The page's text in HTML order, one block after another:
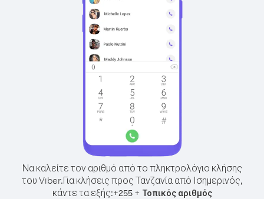
Να καλείτε τον αριθμό από το πληκτρολόγιο κλήσης
του Viber.Για κλήσεις προς Τανζανία από Ισημερινός,
κάντε τα εξής:+255+ Τοπικός αριθμός